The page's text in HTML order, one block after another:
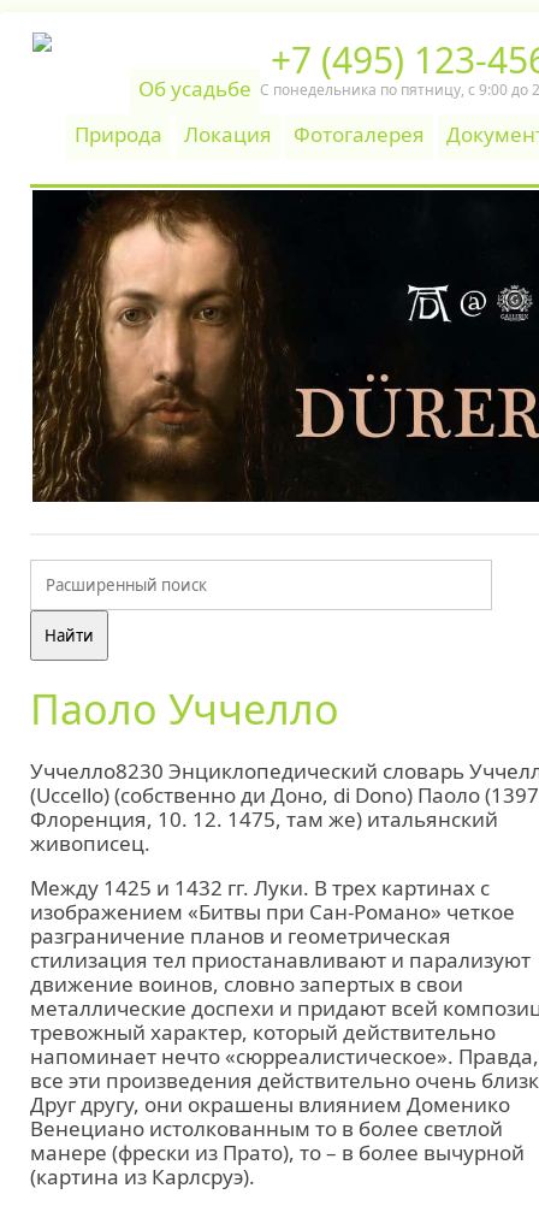
+7 (495) 123-
С понедельника по пятницу, c 9:00 до
Об усадьбе
Природа
Локация Фотогалерея
Паоло Уччелло
Уччелло8230 Энциклопедический словарь
(Uccello) (собственно ди Доно, di Dono) Паоло
Флоренция, 10. 12. 1475, там же) итальянский
живописец.
Между 1425 и 1432 гг. Луки. В трех картинах с
изображением «Битвы при Сан-Романо» четкое
разграничение планов и геометрическая
стилизация тел приостанавливают и парализуют
движение воинов, словно запертых в свои
металлические доспехи и придают всей
тревожный характер, который действительно
напоминает нечто «сюрреалистическое». Правда,
все эти произведения действительно очень
Друг другу, они окрашены влиянием Доменико
Венециано истолкованным то в более светлой
манере (фрески из Прато), то – в более вычурной
(картина из Карлсруэ).